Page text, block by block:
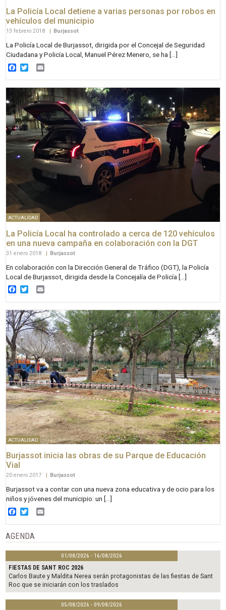
La Policía Local detiene a varias personas por robos en
vehículos del municipio
13 febrero 2018 Burjassot
La Policía Local de Burjassot, dirigida por el Concejal de Seguridad
Ciudadana y Policía Local, Manuel Pérez Menero, se ha […]
Facebook
Twitter
ACTUALIDAD
La Policía Local ha controlado a cerca de 120 vehículos
en una nueva campaña en colaboración con la DGT
31 enero 2018 | Burjassot
En colaboración con la Dirección General de Tráfico (DGT), la Policía
Local de Burjassot, dirigida desde la Concejalía de Policía […]
Facebook
Twitter
ACTUALIDAD
Burjassot inicia las obras de su Parque de Educación
Vial
20 enero 2017 Burjassot
Burjassot va a contar con una nueva zona educativa y de ocio para los
niños y jóvenes del municipio: un […]
Facebook
Twitter
AGENDA
01/08/2026 - 16/08/2026
FIESTAS DE SANT ROC 2026
Carlos Baute y Maldita Nerea serán protagonistas de las fiestas de Sant
Roc que se iniciarán con los traslados
05/08/2026 - 09/08/2026